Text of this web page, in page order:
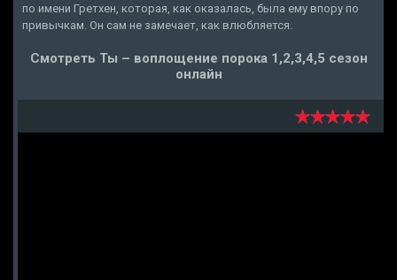
по имени Гретхен, которая, как оказалась, была ему впору по
привычкам. Он сам не замечает, как влюбляется.
Смотреть Ты – воплощение порока 1,2,3,4,5 сезон
онлайн